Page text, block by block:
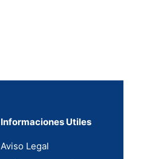
Informaciones Utiles
Aviso Legal